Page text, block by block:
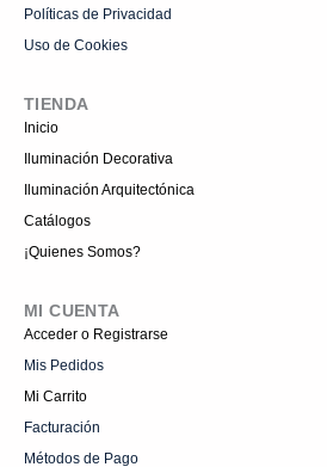
Políticas de Privacidad
Uso de Cookies
TIENDA
Inicio
Iluminación Decorativa
Iluminación Arquitectónica
Catálogos
¡Quienes Somos?
MI CUENTA
Acceder o Registrarse
Mis Pedidos
Mi Carrito
Facturación
Métodos de Pago